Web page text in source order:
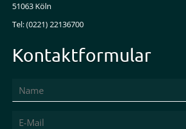
51063 Köln
Tel: (0221) 22136700
Kontaktformular